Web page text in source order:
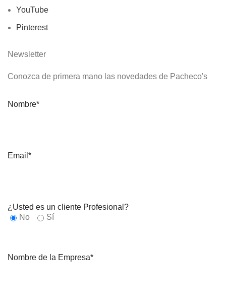
YouTube
Pinterest
Newsletter
Conozca de primera mano las novedades de Pacheco's
Nombre*
Email*
¿Usted es un cliente Profesional?
No
Sí
Nombre de la Empresa*